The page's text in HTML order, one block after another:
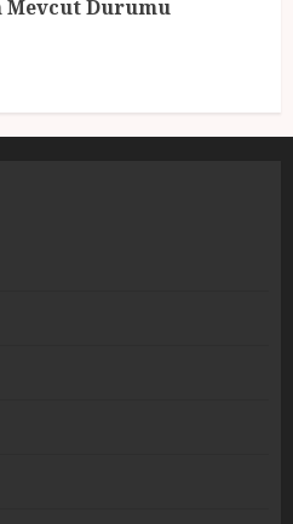
Durumu